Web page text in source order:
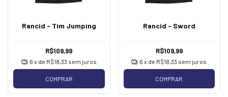
Rancid - Tim Jumping
R$109,99
6 x de R$18,33 sem juros
COMPRAR
Rancid - Sword
R$109,99
6 x de R$18,33 sem juros
COMPRAR